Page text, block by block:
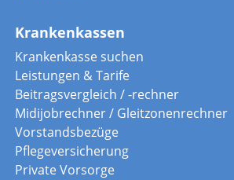
Krankenkassen
Krankenkasse suchen
Leistungen & Tarife
Beitragsvergleich / -rechner
Midijobrechner / Gleitzonenrechner
Vorstandsbezüge
Pflegeversicherung
Private Vorsorge